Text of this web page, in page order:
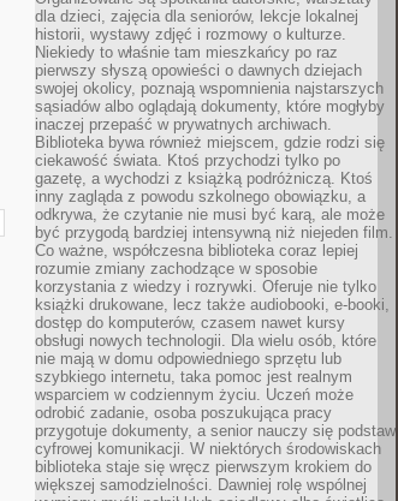
dla dzieci, zajęcia dla seniorów, lekcje lokalnej
historii, wystawy zdjęć i rozmowy o kulturze.
Niekiedy to właśnie tam mieszkańcy po raz
pierwszy słyszą opowieści o dawnych dziejach
swojej okolicy, poznają wspomnienia najstarszych
sąsiadów albo oglądają dokumenty, które mogłyby
inaczej przepaść w prywatnych archiwach.
Biblioteka bywa również miejscem, gdzie rodzi się
ciekawość świata. Ktoś przychodzi tylko po
gazetę, a wychodzi z książką podróżniczą. Ktoś
inny zagląda z powodu szkolnego obowiązku, a
odkrywa, że czytanie nie musi być karą, ale może
być przygodą bardziej intensywną niż niejeden film.
Co ważne, współczesna biblioteka coraz lepiej
rozumie zmiany zachodzące w sposobie
korzystania z wiedzy i rozrywki. Oferuje nie tylko
książki drukowane, lecz także audiobooki, e-booki,
dostęp do komputerów, czasem nawet kursy
obsługi nowych technologii. Dla wielu osób, które
nie mają w domu odpowiedniego sprzętu lub
szybkiego internetu, taka pomoc jest realnym
wsparciem w codziennym życiu. Uczeń może
odrobić zadanie, osoba poszukująca pracy
przygotuje dokumenty, a senior nauczy się podstaw
cyfrowej komunikacji. W niektórych środowiskach
biblioteka staje się wręcz pierwszym krokiem do
większej samodzielności. Dawniej rolę wspólnej